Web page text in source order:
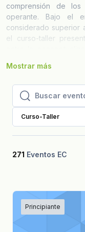
comprensión de
operante. Bajo el
considerado superior
el curso-taller
continua supervisión y
Mostrar más
Buscar
Buscar
Curso-Taller
271 Eventos EC
Principiante